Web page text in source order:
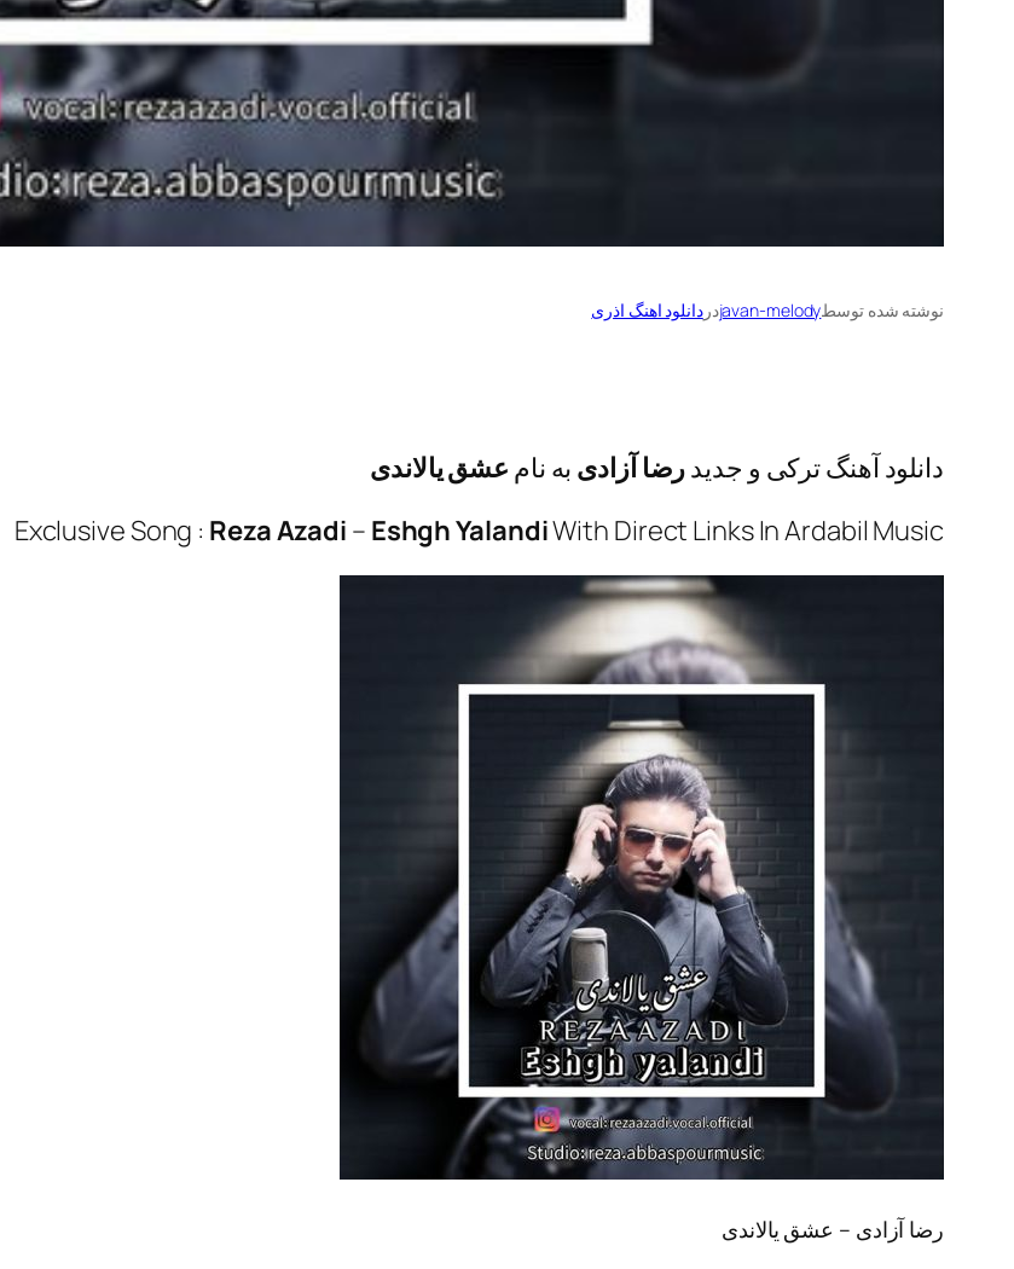
نوشته شده توسطjavan-melodyدردانلود اهنگ اذری
دانلود آهنگ ترکی و جدیدرضا آزادی به نام عشق یالاندی
Exclusive Song : Reza Azadi – Eshgh YalandiWith Direct Links In Ardabil Music
رضا آزادی – عشق یالاندی